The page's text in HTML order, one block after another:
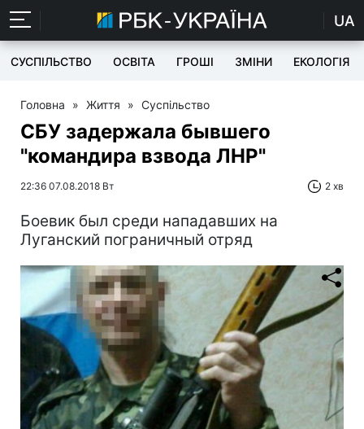
UA
СУСПІЛЬСТВО ОСВІТА ГРОШІ ЗМІНИ ЕКОЛОГІЯ
Головна » Життя » Суспільство
СБУ задержала бывшего
"командира взвода ЛНР"
22:36 07.08.2018 Вт 2 хв
Боевик был среди нападавших на
Луганский пограничный отряд